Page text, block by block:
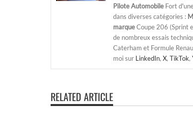
Pilote Automobile Fort
dans diverses catégories :
marqueCoupe 206 (Sprint
de nombreux essais
Caterham et Formule
moi sur LinkedIn, X, TikTok,
RELATED ARTICLE